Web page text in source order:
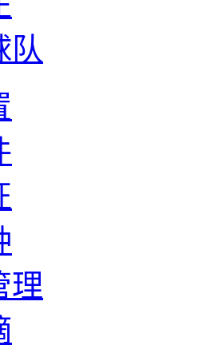
队
理